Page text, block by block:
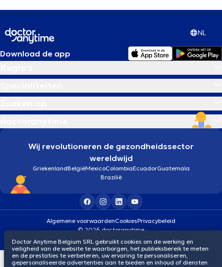
NL
Download de app
Wij revolutioneren de gezondheidssector
wereldwijd
GriekenlandBelgiëMexicoColombiaEcuadorGuatemala
Brazilië
Algemene voorwaardenCookiesPrivacybeleid
© 2026 doctoranytime
Doctor Anytime Belgium SRL gebruikt cookies om de werking en
veiligheid van de website te waarborgen, het publieksbereik te meten
en de prestaties te verbeteren, uw ervaring te personaliseren,
gepersonaliseerde advertenties aan te bieden en inhoud of diensten